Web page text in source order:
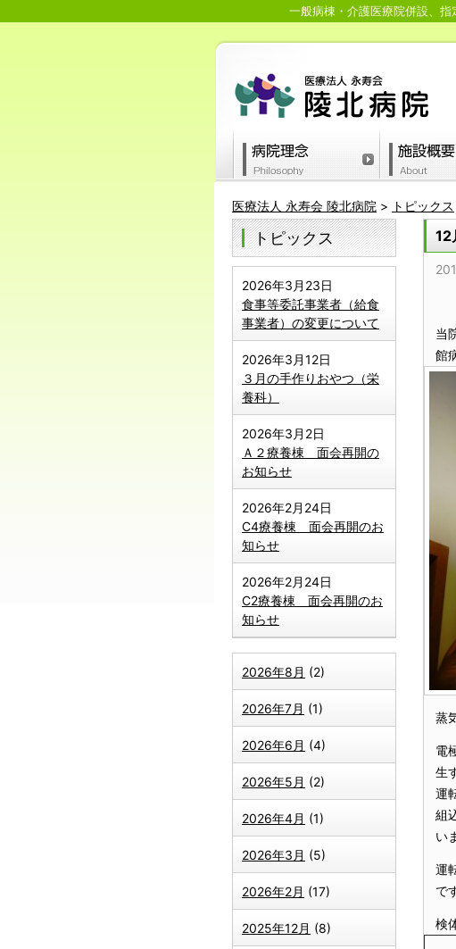
一般病棟・介護医療院併設、
医療法人 永寿会 陵北病院 > トピックス
トピックス
2026年3月23日
食事等委託事業者（給食
事業者）の変更について
2026年3月12日
３月の手作りおやつ（栄
養科）
2026年3月2日
Ａ２療養棟 面会再開の
お知らせ
2026年2月24日
C4療養棟 面会再開のお
知らせ
2026年2月24日
C2療養棟 面会再開のお
知らせ
2026年8月 (2)
2026年7月 (1)
2026年6月 (4)
2026年5月 (2)
2026年4月 (1)
2026年3月 (5)
2026年2月 (17)
2025年12月 (8)
12
当
館
蒸
電
生
運
組
い
運
で
検